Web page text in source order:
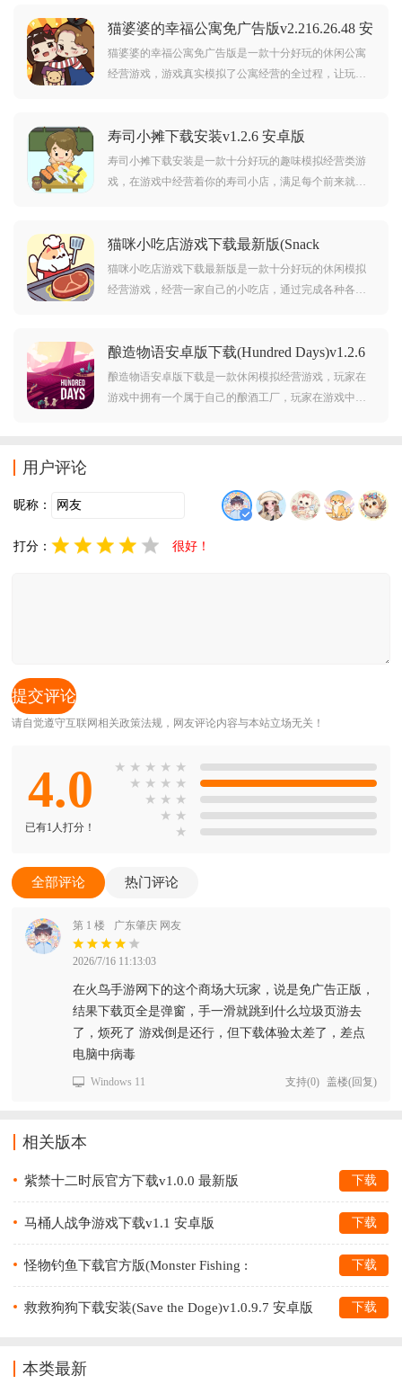
猫婆婆的幸福公寓免广告版v2.216.26.48 安
卓版
猫婆婆的幸福公寓免广告版是一款十分好玩的休闲公寓
经营游戏，游戏真实模拟了公寓经营的全过程，让玩家
寿司小摊下载安装v1.2.6 安卓版
寿司小摊下载安装是一款十分好玩的趣味模拟经营类游
戏，在游戏中经营着你的寿司小店，满足每个前来就餐
猫咪小吃店游戏下载最新版(Snack
Bar)v1.0.111 安卓版
猫咪小吃店游戏下载最新版是一款十分好玩的休闲模拟
经营游戏，经营一家自己的小吃店，通过完成各种各样
酿造物语安卓版下载(Hundred Days)v1.2.6
安卓版
酿造物语安卓版下载是一款休闲模拟经营游戏，玩家在
游戏中拥有一个属于自己的酿酒工厂，玩家在游戏中可
用户评论
昵称：
打分： 很好！
请自觉遵守互联网相关政策法规，网友评论内容与本站立场无关！
4.0
已有1人打分！
★ ★ ★ ★ ★
★ ★ ★ ★
★ ★ ★
★ ★
★
全部评论 热门评论
第 1 楼 广东肇庆 网友
2026/7/16 11:13:03
在火鸟手游网下的这个商场大玩家，说是免广告正版，
结果下载页全是弹窗，手一滑就跳到什么垃圾页游去
了，烦死了 游戏倒是还行，但下载体验太差了，差点
电脑中病毒
Windows 11 支持(0) 盖楼(回复)
相关版本
紫禁十二时辰官方下载v1.0.0 最新版 下载
马桶人战争游戏下载v1.1 安卓版 下载
怪物钓鱼下载官方版(Monster Fishing :
下载
救救狗狗下载安装(Save the Doge)v1.0.9.7 安卓版 下载
本类最新